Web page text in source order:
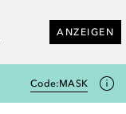
ANZEIGEN
Code:MASK